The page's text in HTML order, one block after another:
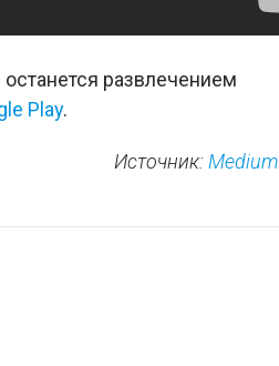
развлечением
Play.
Источник: Medium